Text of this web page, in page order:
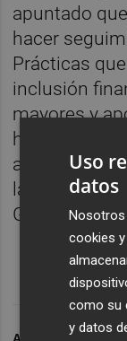
apuntado
hacer
Prácticas
inclusión
mayores y
hipotecaria a
abordará
la banca,
Gobierno en
Uso
datos
cookies
como su
y datos